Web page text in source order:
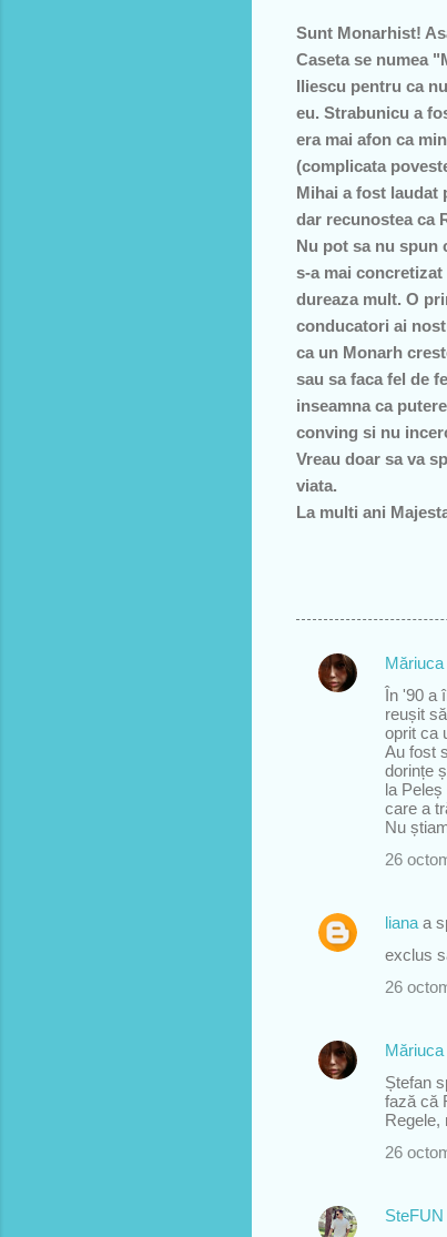
Sunt Monarhist!
Caseta se numea
Iliescu pentru ca
eu. Strabunicu a
era mai afon ca
(complicata
Mihai a fost laudat
dar recunostea ca
Nu pot sa nu spun
s-a mai
dureaza mult. O
conducatori ai
ca un Monarh
sau sa faca fel de
inseamna ca
conving si nu
Vreau doar sa va
viata.
La multi ani
C
i
În '90 a
reușit
oprit ca
Au fost
dorințe
la
care a
Nu
26
liana a
exclus
26
Ștefan
fază că
Regele,
26
SteFUN